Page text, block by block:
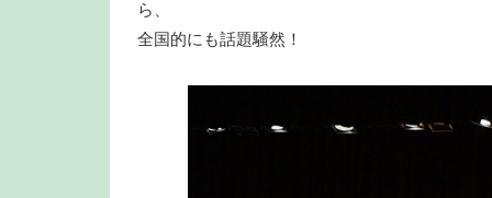
ら、
全国的にも話題騒然！